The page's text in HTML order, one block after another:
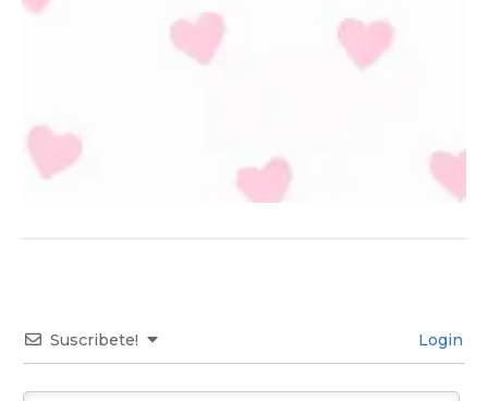
Suscribete! Login